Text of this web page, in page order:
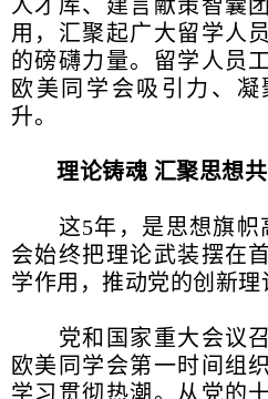
人才库、建言献策智囊
用，汇聚起广大留学人
的磅礴力量。留学人员
欧美同学会吸引力、
升。
理论铸魂 汇聚思想共
这5年，是思想旗帜
会始终把理论武装摆在
学作用，推动党的创新理
党和国家重大会议召
欧美同学会第一时间组
学习贯彻热潮。从党的